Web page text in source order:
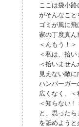
ここは袋小
がそんなこと
ゴミが風に飛
家の丁度真ん
＜んもう！＞
＜私は、拾い
＜拾いません
見えない敵
ハンバーガー
広くなく、
＜知らない！
と、思った
を舐めようと